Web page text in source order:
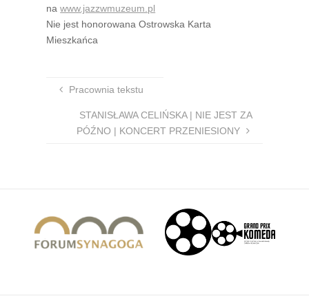
nawww.jazzwmuzeum.pl
Nie jest honorowana Ostrowska Karta
Mieszkańca
Pracownia tekstu
STANISŁAWA CELIŃSKA | NIE JEST ZA
PÓŹNO | KONCERT PRZENIESIONY